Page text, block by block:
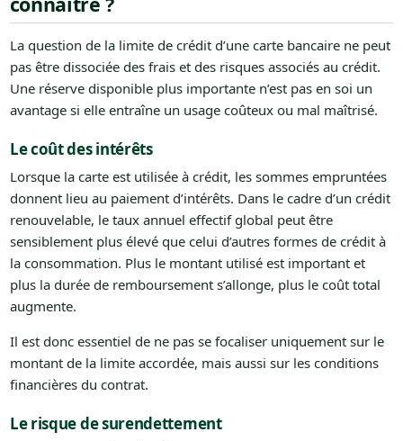
La question de la limite de crédit d’une carte bancaire ne peut
pas être dissociée des frais et des risques associés au crédit.
Une réserve disponible plus importante n’est pas en soi un
avantage si elle entraîne un usage coûteux ou mal maîtrisé.
Le coût des intérêts
Lorsque la carte est utilisée à crédit, les sommes empruntées
donnent lieu au paiement d’intérêts. Dans le cadre d’un crédit
renouvelable, le taux annuel effectif global peut être
sensiblement plus élevé que celui d’autres formes de crédit à
la consommation. Plus le montant utilisé est important et
plus la durée de remboursement s’allonge, plus le coût total
augmente.
Il est donc essentiel de ne pas se focaliser uniquement sur le
montant de la limite accordée, mais aussi sur les conditions
financières du contrat.
Le risque de surendettement